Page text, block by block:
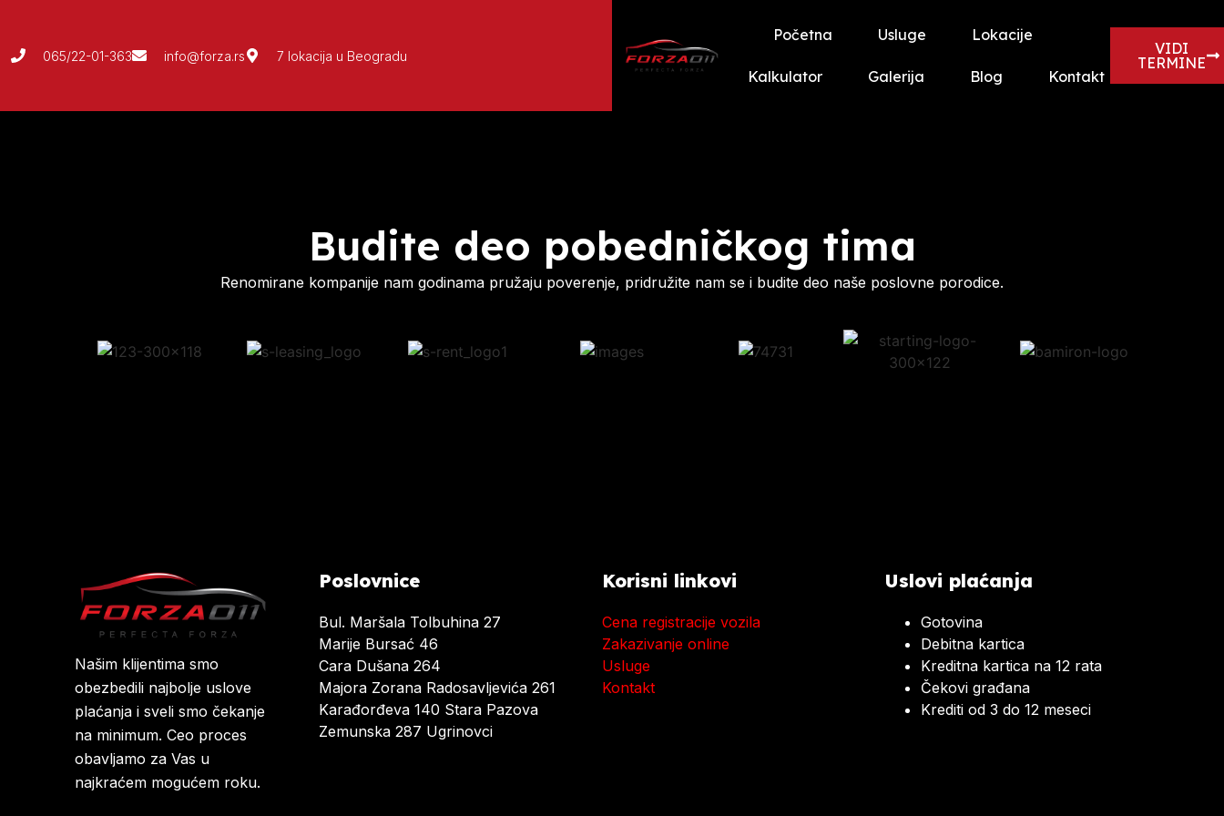
065/22-01-363 info@forza.rs 7 lokacija u Beogradu
Početna Usluge Lokacije
Kalkulator Galerija Blog Kontakt
VIDI
TERMINE
Budite deo pobedničkog tima
Renomirane kompanije nam godinama pružaju poverenje, pridružite nam se i budite deo naše poslovne porodice.
Našim klijentima smo
obezbedili najbolje uslove
plaćanja i sveli smo čekanje
na minimum. Ceo proces
obavljamo za Vas u
najkraćem mogućem roku.
Poslovnice
Bul. Maršala Tolbuhina 27
Marije Bursać 46
Cara Dušana 264
Majora Zorana Radosavljevića 261
Karađorđeva 140 Stara Pazova
Zemunska 287 Ugrinovci
Korisni linkovi
Cena registracije vozila
Zakazivanje online
Usluge
Kontakt
Uslovi plaćanja
Gotovina
Debitna kartica
Kreditna kartica na 12 rata
Čekovi građana
Krediti od 3 do 12 meseci